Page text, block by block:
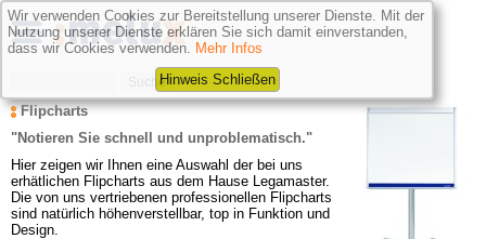
Flipcharts
"Notieren Sie schnell und unproblematisch."
Hier zeigen wir Ihnen eine Auswahl der bei uns
erhätlichen Flipcharts aus dem Hause Legamaster.
Die von uns vertriebenen professionellen Flipcharts
sind natürlich höhenverstellbar, top in Funktion und
Design.
Wir verwenden Cookies zur Bereitstellung unserer Dienste. Mit der
Nutzung unserer Dienste erklären Sie sich damit einverstanden,
dass wir Cookies verwenden. Mehr Infos
Hinweis Schließen